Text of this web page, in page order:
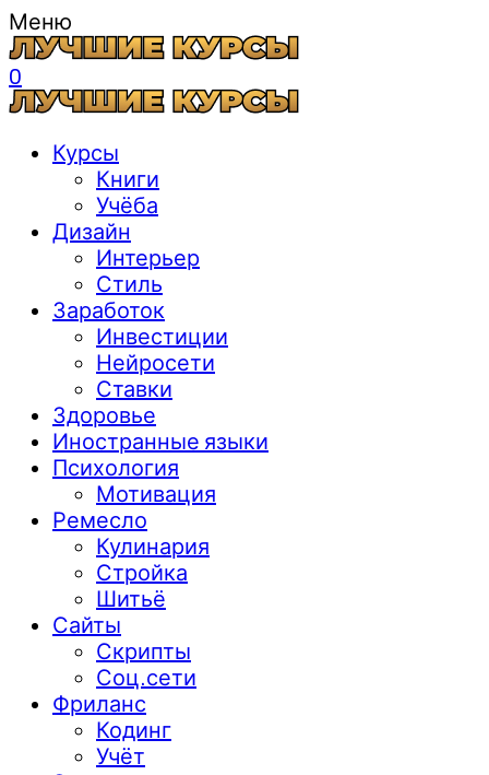
Меню
0
Курсы
Книги
Учёба
Дизайн
Интерьер
Стиль
Заработок
Инвестиции
Нейросети
Ставки
Здоровье
Иностранные языки
Психология
Мотивация
Ремесло
Кулинария
Стройка
Шитьё
Сайты
Скрипты
Соц.сети
Фриланс
Кодинг
Учёт